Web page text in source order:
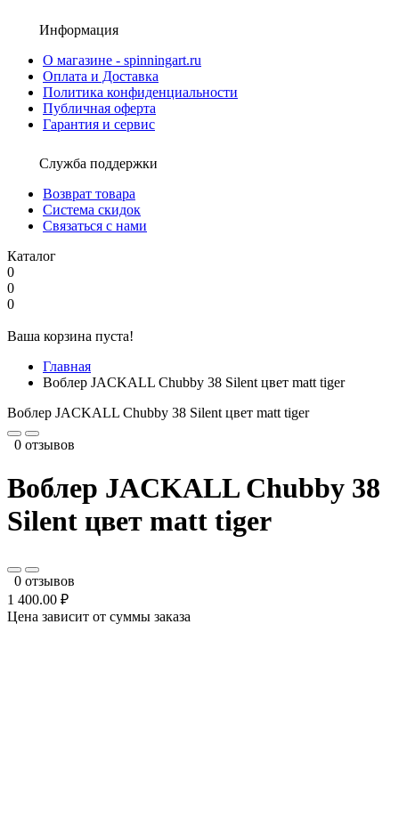
Информация
О магазине - spinningart.ru
Оплата и Доставка
Политика конфиденциальности
Публичная оферта
Гарантия и сервис
Служба поддержки
Возврат товара
Система скидок
Связаться с нами
Каталог
0
0
0
Ваша корзина пуста!
Главная
Воблер JACKALL Chubby 38 Silent цвет matt tiger
Воблер JACKALL Chubby 38 Silent цвет matt tiger
0 отзывов
Воблер JACKALL Chubby 38
Silent цвет matt tiger
0 отзывов
1 400.00 ₽
Цена зависит от суммы заказа